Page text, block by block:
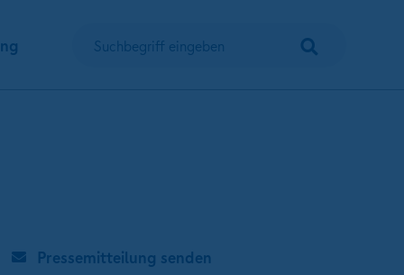
Suchbegriff eingeben
Pressemitteilung senden